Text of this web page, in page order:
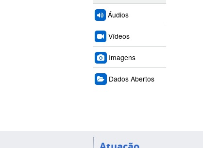
Áudios
Vídeos
Imagens
Dados Abertos